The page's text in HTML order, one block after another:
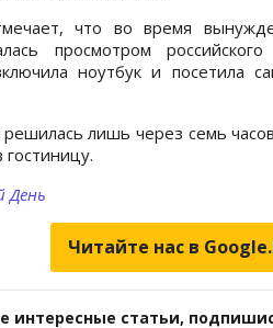
что во время
просмотром
ноутбук и посетила
лишь через семь
День
Читайте нас в
интересные статьи,